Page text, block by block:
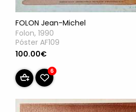
FOLON Jean-Michel
Folon, 1990
Póster AF109
100.00€
6